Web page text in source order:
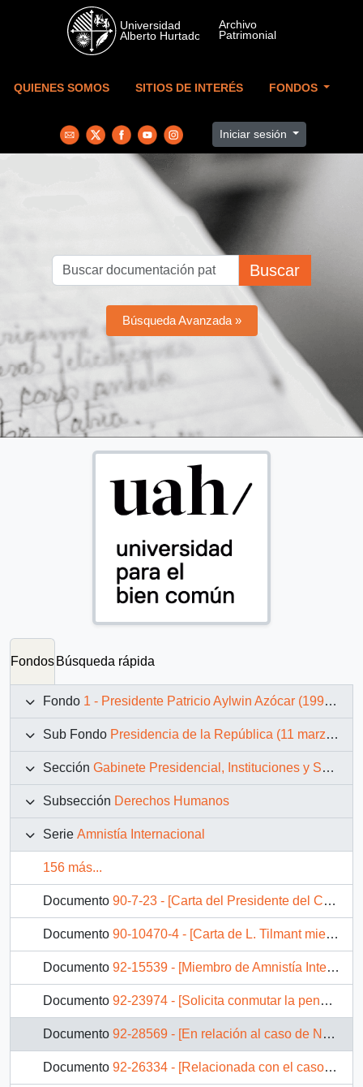
Skip to main content
QUIENES SOMOS SITIOS DE INTERÉS FONDOS
Iniciar sesión
Buscar
Búsqueda Avanzada »
Fondos Búsqueda rápida
Fondo 1 - Presidente Patricio Aylwin Azócar (1990-1994)
Sub Fondo Presidencia de la República (11 marzo 1990 – 11 marzo 1994)
Sección Gabinete Presidencial, Instituciones y Servicios
Subsección Derechos Humanos
Serie Amnistía Internacional
156 más...
Documento 90-7-23 - [Carta del Presidente del Comité Ejecutivo de Amnistía Internacional dirigida al Presidente Patricio Aylwin]
Documento 90-10470-4 - [Carta de L. Tilmant miembro de Grupo No. 151 Flurus de Amnistía Internacional Sección Bélgica felictando al Presidente por su gestión y alabando sus reformas legislativas especialmente en derechos humanos y la abolición de la pena de muerte]
Documento 92-15539 - [Miembro de Amnistía Internacional solicita la abolición de la tortura]
Documento 92-23974 - [Solicita conmutar la pena de muerte de Rafael Escorza]
Documento 92-28569 - [En relación al caso de Nelson Curiñir]
Documento 92-26334 - [Relacionada con el caso de Alfonso Chanfreau]